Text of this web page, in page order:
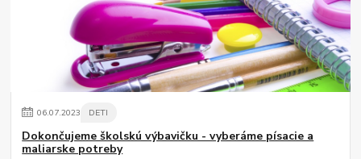
06.07.2023 DETI
Dokončujeme školskú výbavičku - vyberáme písacie a
maliarske potreby